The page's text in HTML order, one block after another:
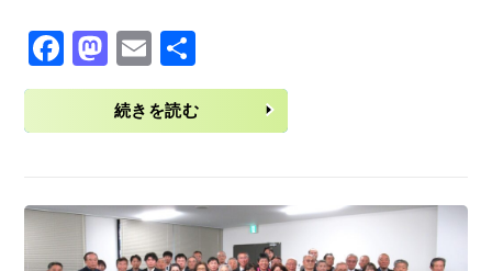
F
ac
k
M
as
to
n
E
m
ai
有
続きを読む